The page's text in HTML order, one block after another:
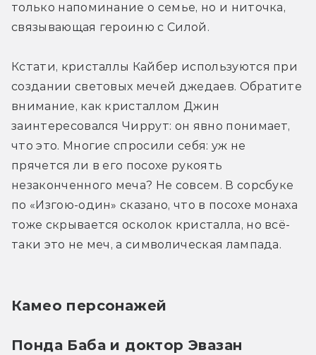
только напоминание о семье, но и ниточка,
связывающая героиню с Силой.
Кстати, кристаллы Кайбер используются при
создании световых мечей джедаев. Обратите
внимание, как кристаллом Джин
заинтересовался Чиррут: он явно понимает,
что это. Многие спросили себя: уж не
прячется ли в его посохе рукоять
незаконченного меча? Не совсем. В сорсбуке
по «Изгою-один» сказано, что в посохе монаха
тоже скрывается осколок кристалла, но всё-
таки это не меч, а символическая лампада.
Камео персонажей
Понда Баба и доктор Эвазан